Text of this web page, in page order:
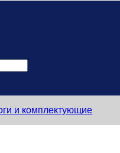
и комплектующие